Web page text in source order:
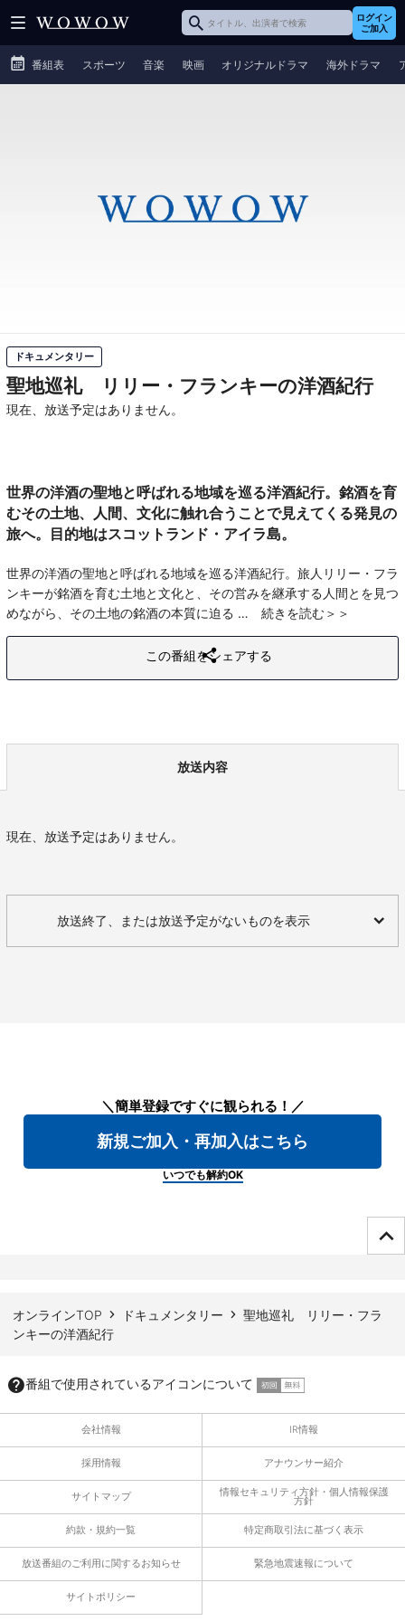
ログイン
ご加入
番組表 スポーツ 音楽 映画 オリジナルドラマ 海外ドラマ
ドキュメンタリー
聖地巡礼 リリー・フランキーの洋酒紀行
現在、放送予定はありません。
世界の洋酒の聖地と呼ばれる地域を巡る洋酒紀行。銘酒を育
むその土地、人間、文化に触れ合うことで見えてくる発見の
旅へ。目的地はスコットランド・アイラ島。
世界の洋酒の聖地と呼ばれる地域を巡る洋酒紀行。旅人リリー・フラ
ンキーが銘酒を育む土地と文化と、その営みを継承する人間とを見つ
めながら、その土地の銘酒の本質に迫る
続きを読む
この番組をシェアする
放送内容
現在、放送予定はありません。
放送終了、または放送予定がないものを表示
＼簡単登録ですぐに観られる！／
新規ご加入・再加入はこちら
いつでも解約OK
オンラインTOP ドキュメンタリー
聖地巡礼 リリー・フラ
ンキーの洋酒紀行
番組で使用されているアイコンについて
会社情報 IR情報
採用情報 アナウンサー紹介
サイトマップ 情報セキュリティ方針・個人情報保護
方針
約款・規約一覧 特定商取引法に基づく表示
放送番組のご利用に関するお知らせ 緊急地震速報について
サイトポリシー